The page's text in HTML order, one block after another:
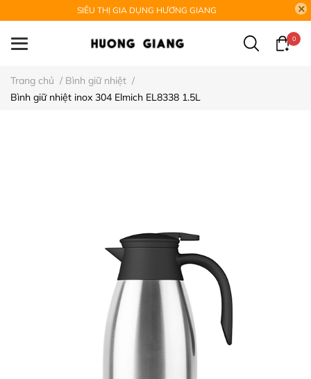
SIÊU THỊ GIA DỤNG HƯƠNG GIANG
0
Trang chủ / Bình giữ nhiệt /
Bình giữ nhiệt inox 304 Elmich EL8338 1.5L